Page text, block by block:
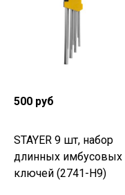
500 руб
STAYER 9 шт, набор
длинных имбусовых
ключей (2741-H9)